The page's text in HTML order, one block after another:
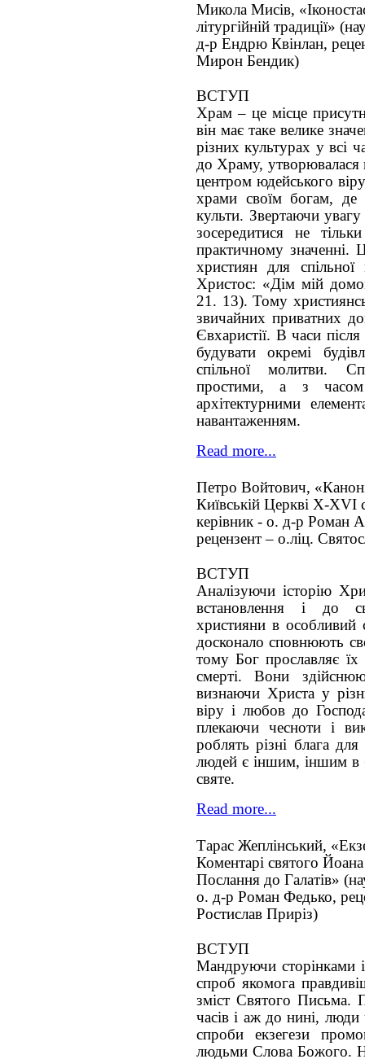
Микола Мисів,
літургійній традиції»
д-р Ендрю Квінлан,
Мирон Бендик)
ВСТУП
Храм – це місце
він має таке велике
різних культурах у всі
до Храму, утворювалася
центром юдейського
храми своїм богам, де
культи. Звертаючи
зосередитися не
практичному значенні.
християн для
Христос: «Дім мій
21. 13). Тому
звичайних приватних
Євхаристії. В часи
будувати окремі
спільної молитви.
простими, а з часом
архітектурними
навантаженням.
Read more...
Петро Войтович,
Київській Церкві Х-ХVІ
керівник - о. д-р Роман
рецензент – о.ліц.
ВСТУП
Аналізуючи історію
встановлення і до
християни в особливий
досконало сповнюють
тому Бог прославляє
смерті. Вони
визнаючи Христа у
віру і любов до
плекаючи чесноти і
роблять різні блага
людей є іншим, іншим в
святе.
Read more...
Тарас Жеплінський,
Коментарі святого
Послання до Галатів»
о. д-р Роман Федько,
Ростислав Приріз)
ВСТУП
Мандруючи сторінками
спроб якомога
зміст Святого Письма.
часів і аж до нині,
спроби екзегези
людьми Слова Божого.